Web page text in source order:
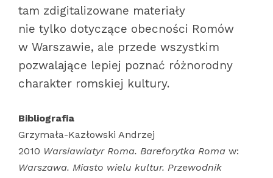
tam zdigitalizowane materiały
nie tylko dotyczące obecności Romów
w Warszawie, ale przede wszystkim
pozwalające lepiej poznać różnorodny
charakter romskiej kultury.
Bibliografia
Grzymała-Kazłowski Andrzej
2010 Warsiawiatyr Roma. Bareforytka Roma w:
Warszawa. Miasto wielu kultur. Przewodnik